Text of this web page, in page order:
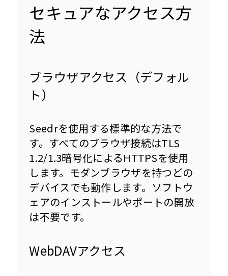
セキュアなアクセス方
法
ブラウザアクセス（デフォル
ト）
Seedrを使用する標準的な方法で
す。すべてのブラウザ接続はTLS
1.2/1.3暗号化によるHTTPSを使用
します。モダンブラウザを持つどの
デバイスでも動作します。ソフトウ
ェアのインストールやポートの開放
は不要です。
WebDAVアクセス